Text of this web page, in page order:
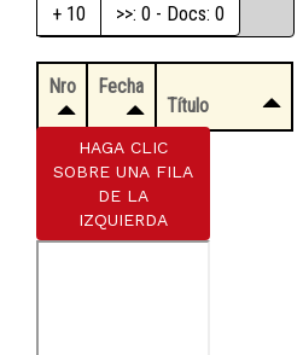
+ 10 >>: 0 - Docs: 0
Nro
Fecha
Título
HAGA CLIC
SOBRE UNA FILA
DE LA
IZQUIERDA